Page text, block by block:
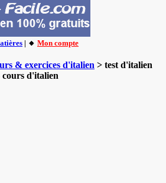
| 🔸 Mon compte
& exercices d'italien > test d'italien
d'italien